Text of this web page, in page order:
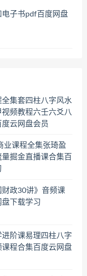
子书pdf百度网盘
集套四柱八字风水
频教程六壬六爻八
云网盘会员
业课程全集张琦盈
掘金直播课合集百
政30讲》音频课
下载学习
阶课易理四柱八字
程合集百度云网盘